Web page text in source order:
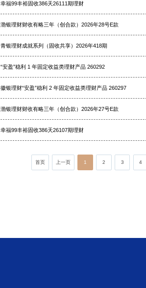
幸福99丰裕固收386天26111期理财
渤银理财财收有略三年（创合款）2026年28号E款
青银理财成就系列（固收共享）2026年418期
“安盈”稳利 1 年固定收益类理财产品 260292
徽银理财“安盈”稳利 2 年固定收益类理财产品 260297
渤银理财财收有略三年（创合款）2026年27号E款
幸福99丰裕固收386天26107期理财
首页 上一页 1 2 3 4